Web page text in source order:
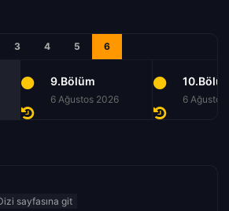
3 4 5 6
9.Bölüm
6 Ağustos 2026 6 Ağustos